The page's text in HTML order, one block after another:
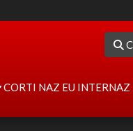
CORTI NAZ EU INTERNAZ